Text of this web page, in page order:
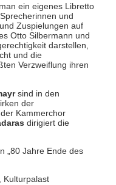
ein eigenes Libretto
und
Zuspielungen auf
Otto Silbermann und
darstellen,
und die
Verzweiflung ihren
sind in den
der
Kammerchor
dirigiert die
„80 Jahre Ende des
Kulturpalast